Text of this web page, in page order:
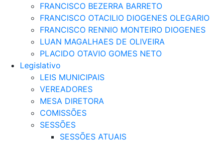
FRANCISCO BEZERRA BARRETO
FRANCISCO OTACILIO DIOGENES OLEGARIO
FRANCISCO RENNIO MONTEIRO DIOGENES
LUAN MAGALHAES DE OLIVEIRA
PLACIDO OTAVIO GOMES NETO
Legislativo
LEIS MUNICIPAIS
VEREADORES
MESA DIRETORA
COMISSÕES
SESSÕES
SESSÕES ATUAIS